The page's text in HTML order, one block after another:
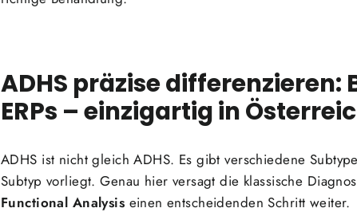
ADHS präzise
ERPs – einzigartig in
ADHS ist nicht gleich ADHS. Es gibt verschiedene
Subtyp vorliegt. Genau hier versagt die klassische
Functional Analysis einen entscheidenden Schritt weiter.